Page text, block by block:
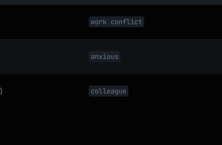
work conflict
anxious
colleague